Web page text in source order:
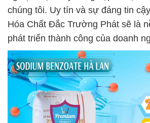
chúng tôi. Uy tín và sự đáng tin
Hóa Chất Đắc Trường Phát sẽ là
phát triển thành công của doanh